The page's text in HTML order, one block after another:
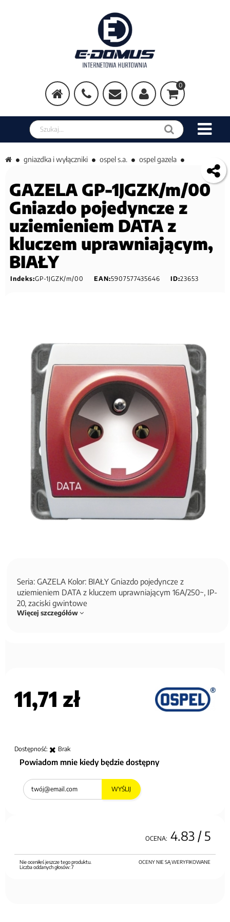
0
Szukaj w sklepie
gniazdka i wyłączniki ospel s.a. ospel gazela
GAZELA GP-1JGZK/m/00
Gniazdo pojedyncze z
uziemieniem DATA z
kluczem uprawniającym,
BIAŁY
Indeks:GP-1JGZK/m/00 EAN:5907577435646 ID:23653
Seria: GAZELA Kolor: BIAŁY Gniazdo pojedyncze z
uziemieniem DATA z kluczem uprawniającym 16A/250~, IP-
20, zaciski gwintowe
Więcej szczegółów
11,71 zł
Dostępność: Brak
Powiadom mnie kiedy będzie dostępny
WYŚLIJ
OCENA: 4.83 / 5
OCENY NIE SĄ WERYFIKOWANE
Nie oceniłeś jeszcze tego produktu.
Liczba oddanych głosów:7